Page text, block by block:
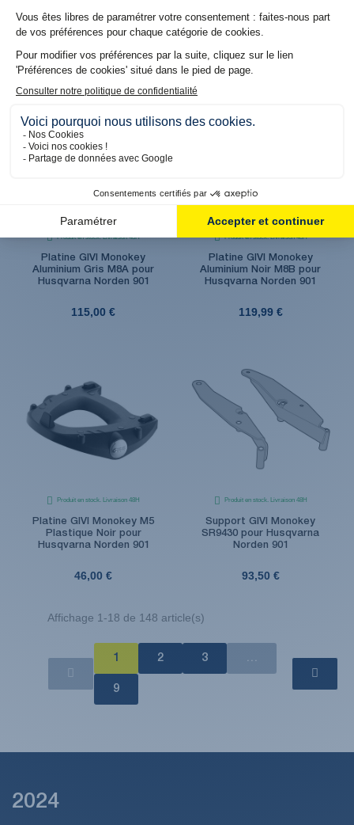
Husqvarna Norden 901
115,00 €
Husqvarna Norden 901
119,49 €
Produit en stock. Livraison 48H
Platine GIVI Monokey
Aluminium Gris M8A pour
Husqvarna Norden 901
115,00 €
Produit en stock. Livraison 48H
Platine GIVI Monokey
Aluminium Noir M8B pour
Husqvarna Norden 901
119,99 €
Produit en stock. Livraison 48H
Platine GIVI Monokey M5
Plastique Noir pour
Husqvarna Norden 901
46,00 €
Produit en stock. Livraison 48H
Support GIVI Monokey
SR9430 pour Husqvarna
Norden 901
93,50 €
Affichage 1-18 de 148 article(s)
1 2 3
9
2024